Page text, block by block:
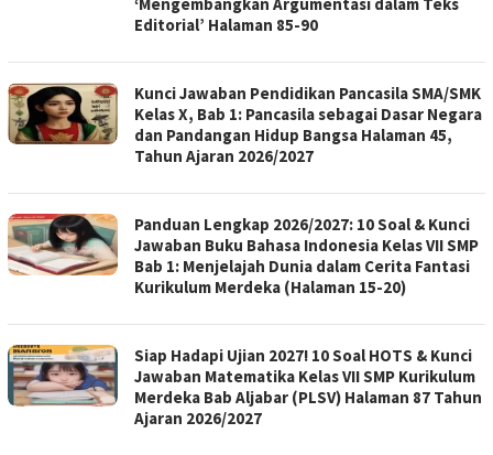
Editorial’ Halaman 85-90
Kunci Jawaban Pendidikan Pancasila SMA/SMK
Kelas X, Bab 1: Pancasila sebagai Dasar Negara
dan Pandangan Hidup Bangsa Halaman 45,
Tahun Ajaran 2026/2027
Panduan Lengkap 2026/2027: 10 Soal & Kunci
Jawaban Buku Bahasa Indonesia Kelas VII SMP
Bab 1: Menjelajah Dunia dalam Cerita Fantasi
Kurikulum Merdeka (Halaman 15-20)
Siap Hadapi Ujian 2027! 10 Soal HOTS & Kunci
Jawaban Matematika Kelas VII SMP Kurikulum
Merdeka Bab Aljabar (PLSV) Halaman 87 Tahun
Ajaran 2026/2027